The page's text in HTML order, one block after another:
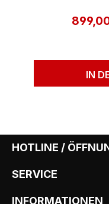
IN
HOTLINE /
SERVICE
INFORMATIONEN